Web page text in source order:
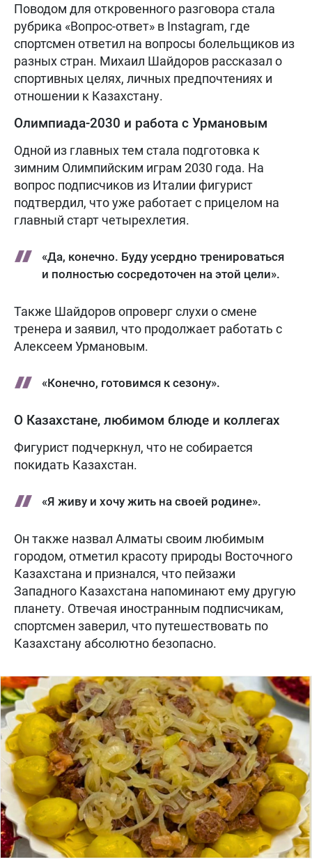
Поводом для откровенного разговора стала
рубрика «Вопрос-ответ» в Instagram, где
спортсмен ответил на вопросы болельщиков из
разных стран. Михаил Шайдоров рассказал о
спортивных целях, личных предпочтениях и
отношении к Казахстану.
Олимпиада-2030 и работа с Урмановым
Одной из главных тем стала подготовка к
зимним Олимпийским играм 2030 года. На
вопрос подписчиков из Италии фигурист
подтвердил, что уже работает с прицелом на
главный старт четырехлетия.
«Да, конечно. Буду усердно тренироваться
и полностью сосредоточен на этой цели».
Также Шайдоров опроверг слухи о смене
тренера и заявил, что продолжает работать с
Алексеем Урмановым.
«Конечно, готовимся к сезону».
О Казахстане, любимом блюде и коллегах
Фигурист подчеркнул, что не собирается
покидать Казахстан.
«Я живу и хочу жить на своей родине».
Он также назвал Алматы своим любимым
городом, отметил красоту природы Восточного
Казахстана и признался, что пейзажи
Западного Казахстана напоминают ему другую
планету. Отвечая иностранным подписчикам,
спортсмен заверил, что путешествовать по
Казахстану абсолютно безопасно.